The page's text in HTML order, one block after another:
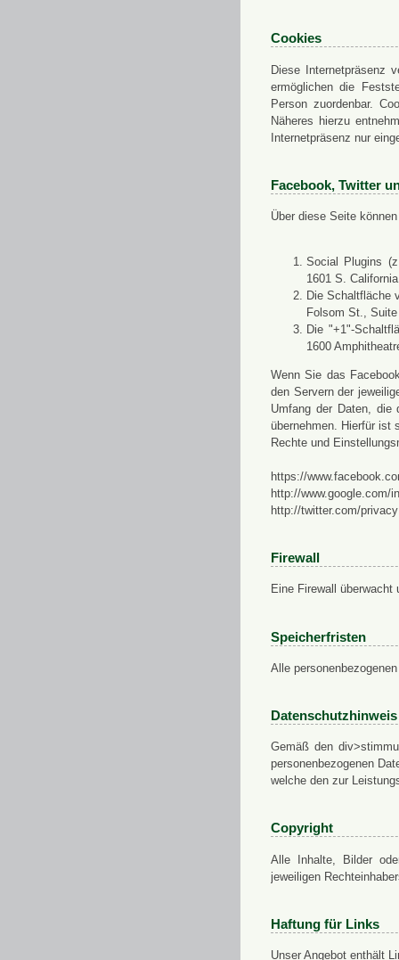
Cookies
Diese Internetpräsenz
ermöglichen die
Person zuordenbar.
Näheres hierzu
Internetpräsenz nur
Facebook, Twitter
Über diese Seite
Social Plugins
1601 S.
Die Schaltfläche
Folsom St.,
Die "+1"-
1600
Wenn Sie das
den Servern der
Umfang der Daten, die
übernehmen. Hierfür ist
Rechte und
https://
http://www.google.com/
http://twitter.com/privacy
Firewall
Eine Firewall
Speicherfristen
Alle
Datenschutzhinweis
Gemäß den
personenbezogenen
welche den zur
Copyright
Alle Inhalte, Bilder
jeweiligen
Haftung für Links
Unser Angebot enthält